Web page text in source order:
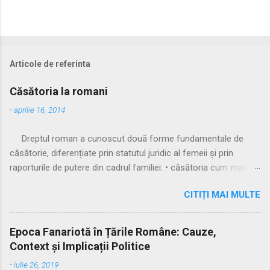
Articole de referinta
Căsătoria la romani
-aprilie 16, 2014
Dreptul roman a cunoscut două forme fundamentale de
căsătorie, diferențiate prin statutul juridic al femeii și prin
raporturile de putere din cadrul familiei: • căsătoria cum manus
și practicată a fost căsătoria cu manus, prin care femeia
trecea sub autoritatea soțului, devenind parte a familiei
acestuia. Spre sfârșitul Republicii, tot mai multe femei au
început să evite această subordonare, trăind în uniuni
nelegitime. Pentru a limita fenomenul, romanii au recunoscut și
CITIȚI MAI MULTE
Epoca Fanariotă în Țările Române: Cauze,
Context și Implicații Politice
-iulie 26, 2019